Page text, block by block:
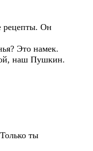
рецепты. Он
Это намек.
наш Пушкин.
ты